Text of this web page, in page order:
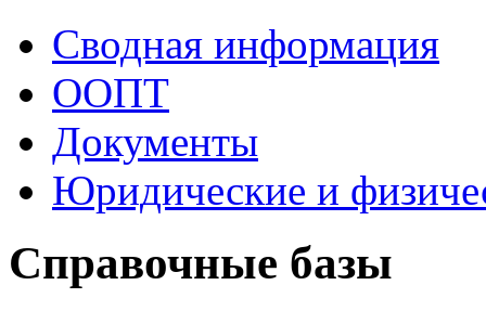
Сводная информация
ООПТ
Документы
Юридические и
Справочные базы